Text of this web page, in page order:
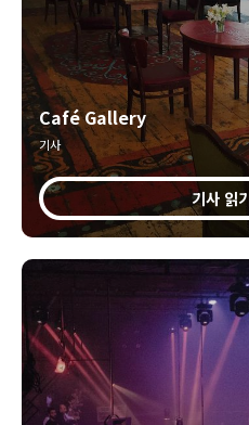
Café Gallery
기사
기사 읽